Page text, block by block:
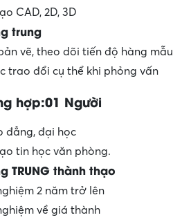
CAD, 2D, 3D
trung
vẽ, theo dõi tiến độ hàng mẫu
trao đổi cụ thể khi phỏng vấn
hợp:01 Người
đẳng, đại học
tin học văn phòng.
TRUNG thành thạo
2 năm trở lên
về giá thành